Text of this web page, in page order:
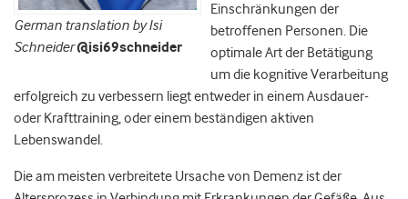
German translation by Isi
Schneider@isi69schneider
Einschränkungen der
betroffenen Personen. Die
optimale Art der Betätigung
um die kognitive Verarbeitung
erfolgreich zu verbessern liegt entweder in einem Ausdauer-
oder Krafttraining, oder einem beständigen aktiven
Lebenswandel.
Die am meisten verbreitete Ursache von Demenz ist der